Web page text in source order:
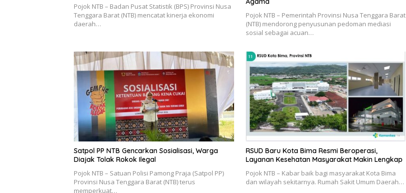
Pojok NTB – Badan Pusat Statistik (BPS) Provinsi Nusa
Tenggara Barat (NTB) mencatat kinerja ekonomi
daerah…
Pojok NTB – Pemerintah Provinsi Nusa Tenggara Barat
(NTB) mendorong penyusunan pedoman mediasi
sosial sebagai acuan…
Satpol PP NTB Gencarkan Sosialisasi, Warga
Diajak Tolak Rokok Ilegal
Pojok NTB – Satuan Polisi Pamong Praja (Satpol PP)
Provinsi Nusa Tenggara Barat (NTB) terus
memperkuat…
RSUD Baru Kota Bima Resmi Beroperasi,
Layanan Kesehatan Masyarakat Makin Lengkap
Pojok NTB – Kabar baik bagi masyarakat Kota Bima
dan wilayah sekitarnya. Rumah Sakit Umum Daerah…